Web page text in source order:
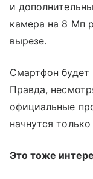
и
камера на 8 Мп
вырезе.
Смартфон будет
Правда,
официальные
начнутся
Это тоже